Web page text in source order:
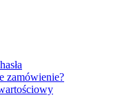
zamówienie?